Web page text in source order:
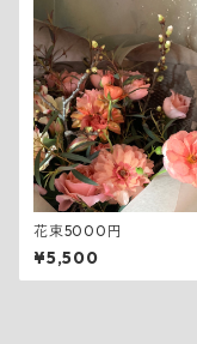
花束5000円
¥5,500